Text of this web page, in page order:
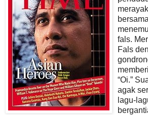
fals.
Fals
“Oi.”
agak
lagu-